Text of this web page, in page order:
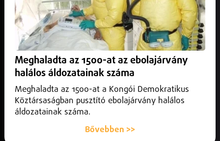
Münchenben
2025. október 01.Külföld
Zárva az Oktoberfest is.
Meghaladta az 1500-at az ebolajárvány
halálos áldozatainak száma
Meghaladta az 1500-at a Kongói Demokratikus
Köztársaságban pusztító ebolajárvány halálos
áldozatainak száma.
Bővebben >>